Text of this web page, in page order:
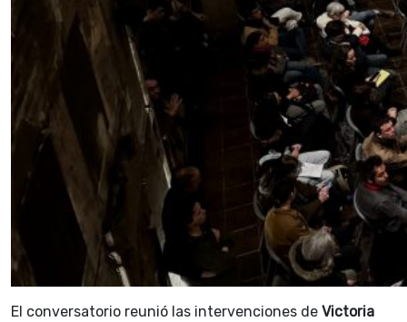
El conversatorio reunió las intervenciones de Victoria